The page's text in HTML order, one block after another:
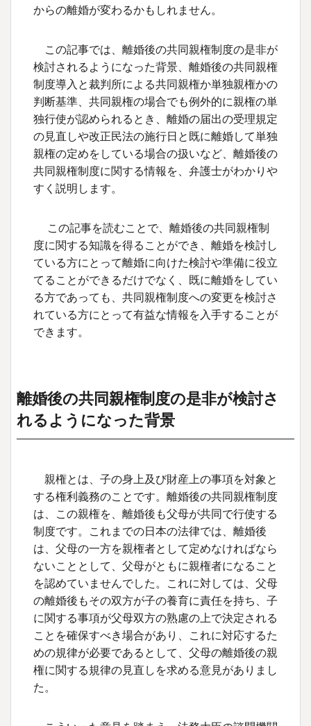
共同親権の場合でも例外的に親権の単独行使が
離婚の届出の受理規定の見直し
改正民法の施行日と既に離婚して単独親権の定
めをしている場合の扱い
最後に：親権問題でお悩みの方へ
執筆者
からの離婚が変わるかもしれません。
この記事では、離婚後の共同親権制度の是非が
検討されるようになった背景、離婚後の共同親権
制度導入と裁判所による共同親権か単独親権かの
判断基準、共同親権の場合でも例外的に親権の単
独行使が認められるとき、離婚の届出の受理規定
の見直しや改正民法の施行日と既に離婚して単独
親権の定めをしている場合の扱いなど、離婚後の
共同親権制度に関する情報を、弁護士がわかりや
すく説明します。
この記事を読むことで、離婚後の共同親権制
度に関する知識を得ることができ、離婚を検討し
ている方にとって離婚に向けた検討や準備に役立
てることができるだけでなく、既に離婚をしてい
る方であっても、共同親権制度への変更を検討さ
れている方にとって有益な情報を入手することが
できます。
離婚後の共同親権制度の是非が検討さ
れるようになった背景
親権とは、子の身上及び財産上の事項を対象と
する権利義務のことです。離婚後の共同親権制度
は、この親権を、離婚後も父母が共同で行使する
制度です。これまでの日本の法律では、離婚後
は、父母の一方を親権者として定めなければなら
ないこととして、父母がともに親権者になること
を認めていませんでした。これに対しては、父母
の離婚後もその双方が子の養育に責任を持ち、子
に関する事項が父母双方の熟慮の上で決定される
ことを確保すべき場合があり、これに対応するた
めの規律が必要であるとして、父母の離婚後の親
権に関する規律の見直しを求める意見がありまし
た。